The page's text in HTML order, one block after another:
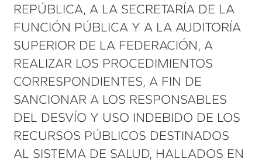
REPÚBLICA, A LA SECRETARÍA DE LA
FUNCIÓN PÚBLICA Y A LA AUDITORÍA
SUPERIOR DE LA FEDERACIÓN, A
REALIZAR LOS PROCEDIMIENTOS
CORRESPONDIENTES, A FIN DE
SANCIONAR A LOS RESPONSABLES
DEL DESVÍO Y USO INDEBIDO DE LOS
RECURSOS PÚBLICOS DESTINADOS
AL SISTEMA DE SALUD, HALLADOS EN